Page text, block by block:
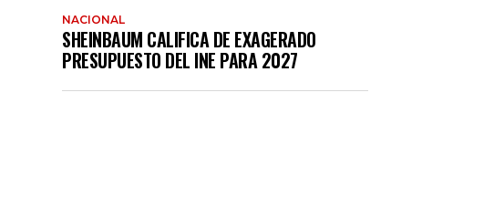
NACIONAL
SHEINBAUM CALIFICA DE EXAGERADO
PRESUPUESTO DEL INE PARA 2027